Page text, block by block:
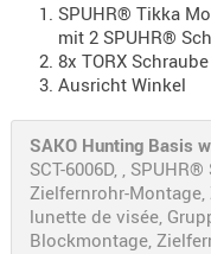
SPUHR® Tikka
mit 2 SPUHR®
8x TORX Schraube
Ausricht Winkel
SAKO Hunting Basis
SCT-6006D, ,
Zielfernrohr-
lunette de visée,
Blockmontage,